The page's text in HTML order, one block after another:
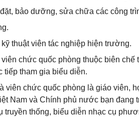
bảo dưỡng, sửa chữa các công
thuật viên tác nghiệp hiện trường.
chức quốc phòng thuộc biên chế
tiếp tham gia biểu diễn.
viên chức quốc phòng là giáo viên,
Nam và Chính phủ nước bạn đang
thống, biểu diễn nhạc cụ